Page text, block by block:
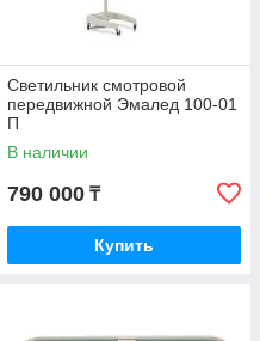
Светильник смотровой
передвижной Эмалед 100-01
П
В наличии
790 000 ₸
Купить